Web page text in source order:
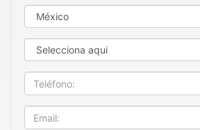
País
Estado
Teléfono
Email